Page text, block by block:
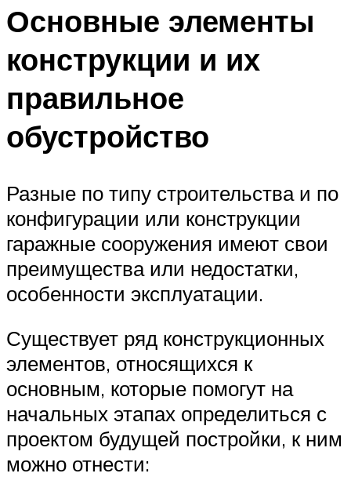
Основные элементы
конструкции и их
правильное
обустройство
Разные по типу строительства и по
конфигурации или конструкции
гаражные сооружения имеют свои
преимущества или недостатки,
особенности эксплуатации.
Существует ряд конструкционных
элементов, относящихся к
основным, которые помогут на
начальных этапах определиться с
проектом будущей постройки, к ним
можно отнести: